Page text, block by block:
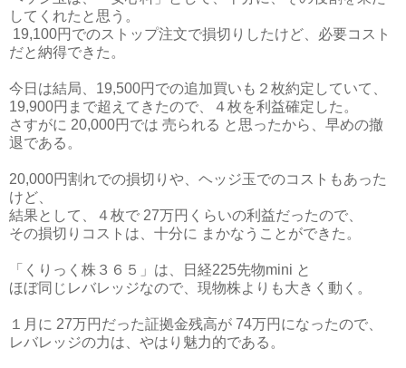
してくれたと思う。
19,100円でのストップ注文で損切りしたけど、必要コスト
だと納得できた。
今日は結局、19,500円での追加買いも２枚約定していて、
19,900円まで超えてきたので、４枚を利益確定した。
さすがに 20,000円では 売られる と思ったから、早めの撤
退である。
20,000円割れでの損切りや、ヘッジ玉でのコストもあった
けど、
結果として、４枚で 27万円くらいの利益だったので、
その損切りコストは、十分に まかなうことができた。
「くりっく株３６５」は、日経225先物mini と
ほぼ同じレバレッジなので、現物株よりも大きく動く。
１月に 27万円だった証拠金残高が 74万円になったので、
レバレッジの力は、やはり魅力的である。